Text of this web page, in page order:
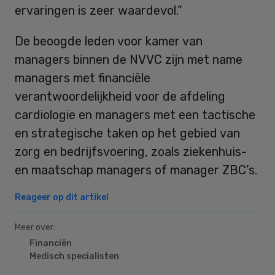
ervaringen is zeer waardevol.”
De beoogde leden voor kamer van
managers binnen de NVVC zijn met name
managers met financiële
verantwoordelijkheid voor de afdeling
cardiologie en managers met een tactische
en strategische taken op het gebied van
zorg en bedrijfsvoering, zoals ziekenhuis-
en maatschap managers of manager ZBC’s.
Reageer op dit artikel
Meer over:
Financiën
Medisch specialisten